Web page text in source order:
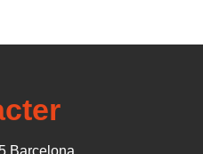
Barcelona